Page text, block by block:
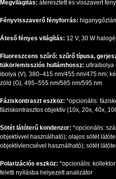
Megvilágítás: áteresztett és visszavert fény
Fényvisszaverő fényforrás:
Áteső fényes világítás: 12 V, 30 W
Fluoreszcens szűrő: szűrő típusa,
tükör/emissziós hullámhossz: ultraibolya
ibolya (V), 380–415 nm/455 nm/475 nm;
zöld (G), 495–555 nm/585 nm/595 nm
Fáziskontraszt eszköz: *opcionális:
fáziskontrasztos objektív (10x, 20x, 40x,
Sötét látóterű kondenzor: *opcionális:
objektívvel használható); olajos sötét
objektívlencsével használható); sötét
Polarizációs eszköz: *opcionális:
feletti nyílásba helyezett analizátor